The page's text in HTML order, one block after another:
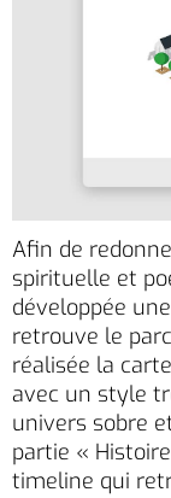
Afin de
spirituelle et
développée
retrouve le
réalisée la
avec un style
univers sobre
partie «
timeline qui